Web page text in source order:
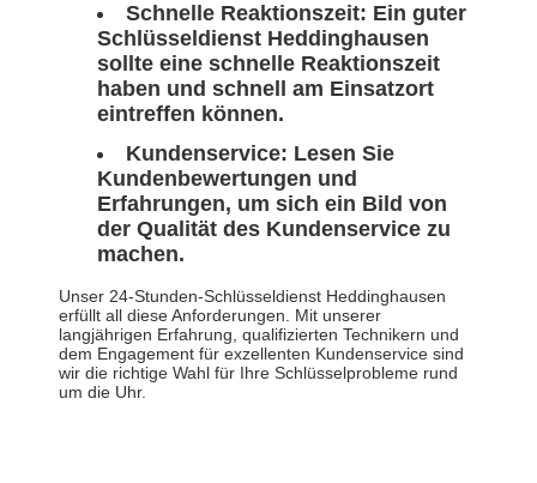
Schnelle Reaktionszeit: Ein guter
Schlüsseldienst Heddinghausen
sollte eine schnelle Reaktionszeit
haben und schnell am Einsatzort
eintreffen können.
Kundenservice: Lesen Sie
Kundenbewertungen und
Erfahrungen, um sich ein Bild von
der Qualität des Kundenservice zu
machen.
Unser 24-Stunden-Schlüsseldienst Heddinghausen
erfüllt all diese Anforderungen. Mit unserer
langjährigen Erfahrung, qualifizierten Technikern und
dem Engagement für exzellenten Kundenservice sind
wir die richtige Wahl für Ihre Schlüsselprobleme rund
um die Uhr.